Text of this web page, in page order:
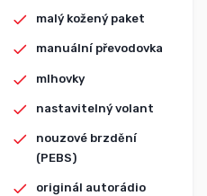
malý kožený paket
manuální převodovka
mlhovky
nastavitelný volant
nouzové brzdění
(PEBS)
originál autorádio